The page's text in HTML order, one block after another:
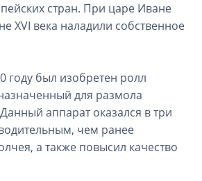
стран. При царе Иване
XVI века наладили собственное
году был изобретен ролл
для размола
аппарат оказался в три
чем ранее
а также повысил качество